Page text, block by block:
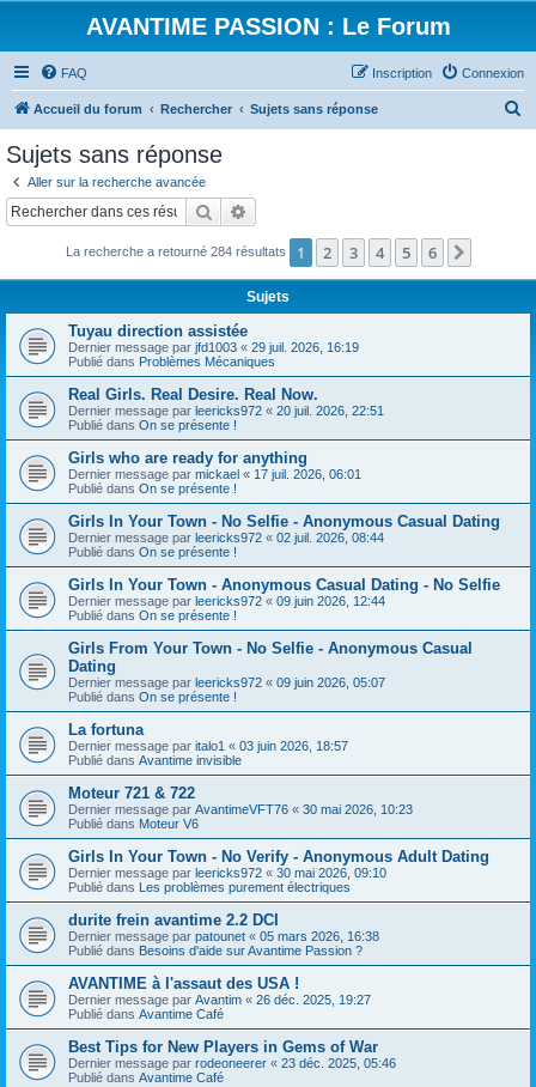
AVANTIME PASSION : Le Forum
FAQ Connexion
Inscription
Accueil du forum Rechercher Sujets sans réponse
c
Sujets sans réponse
Aller sur la recherche avancée
Rechercher
La recherche a retourné 284 résultats 1 2 3 4 5 6
Sujets
Tuyau direction assistée
Dernier message par jfd1003 « 29 juil. 2026, 16:19
Publié dans Problèmes Mécaniques
Real Girls. Real Desire. Real Now.
Dernier message par leericks972 « 20 juil. 2026, 22:51
Publié dans On se présente !
Girls who are ready for anything
Dernier message par mickael « 17 juil. 2026, 06:01
Publié dans On se présente !
Girls In Your Town - No Selfie - Anonymous Casual Dating
Dernier message par leericks972 « 02 juil. 2026, 08:44
Publié dans On se présente !
Girls In Your Town - Anonymous Casual Dating - No Selfie
Dernier message par leericks972 « 09 juin 2026, 12:44
Publié dans On se présente !
Girls From Your Town - No Selfie - Anonymous Casual
Dating
Dernier message par leericks972 « 09 juin 2026, 05:07
Publié dans On se présente !
La fortuna
Dernier message par italo1 « 03 juin 2026, 18:57
Publié dans Avantime invisible
Moteur 721 & 722
Dernier message par AvantimeVFT76 « 30 mai 2026, 10:23
Publié dans Moteur V6
Girls In Your Town - No Verify - Anonymous Adult Dating
Dernier message par leericks972 « 30 mai 2026, 09:10
Publié dans Les problèmes purement électriques
durite frein avantime 2.2 DCI
Dernier message par patounet « 05 mars 2026, 16:38
Publié dans Besoins d'aide sur Avantime Passion ?
AVANTIME à l'assaut des USA !
Dernier message par Avantim « 26 déc. 2025, 19:27
Publié dans Avantime Café
Best Tips for New Players in Gems of War
Dernier message par rodeoneerer « 23 déc. 2025, 05:46
Publié dans Avantime Café